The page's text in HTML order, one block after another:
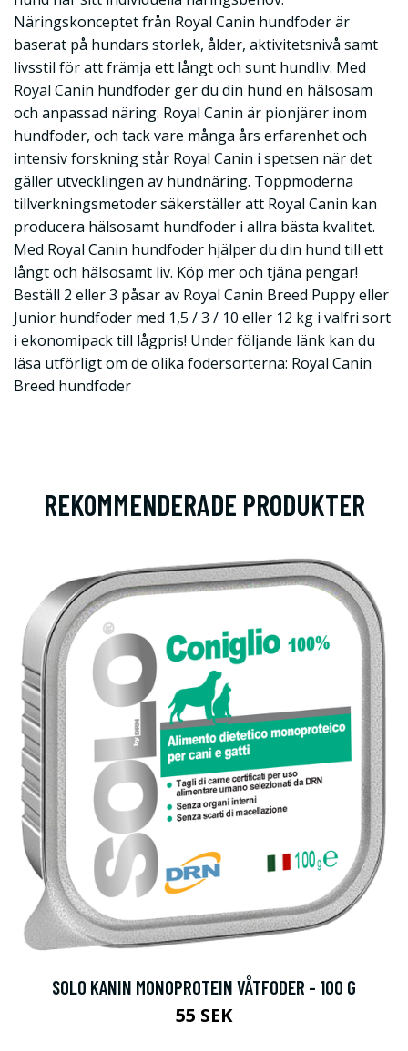
Näringskonceptet från Royal Canin hundfoder är
baserat på hundars storlek, ålder, aktivitetsnivå samt
livsstil för att främja ett långt och sunt hundliv. Med
Royal Canin hundfoder ger du din hund en hälsosam
och anpassad näring. Royal Canin är pionjärer inom
hundfoder, och tack vare många års erfarenhet och
intensiv forskning står Royal Canin i spetsen när det
gäller utvecklingen av hundnäring. Toppmoderna
tillverkningsmetoder säkerställer att Royal Canin kan
producera hälsosamt hundfoder i allra bästa kvalitet.
Med Royal Canin hundfoder hjälper du din hund till ett
långt och hälsosamt liv. Köp mer och tjäna pengar!
Beställ 2 eller 3 påsar av Royal Canin Breed Puppy eller
Junior hundfoder med 1,5 / 3 / 10 eller 12 kg i valfri sort
i ekonomipack till lågpris! Under följande länk kan du
läsa utförligt om de olika fodersorterna: Royal Canin
Breed hundfoder
REKOMMENDERADE PRODUKTER
SOLO KANIN MONOPROTEIN VÅTFODER - 100 G
55 SEK